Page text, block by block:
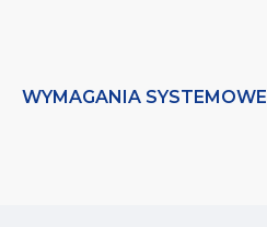
WYMAGANIA SYSTEMOWE